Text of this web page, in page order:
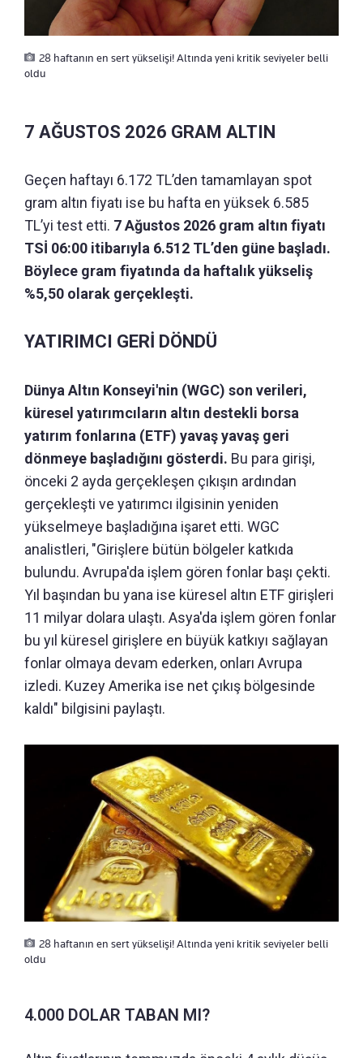
28 haftanın en sert yükselişi! Altında yeni kritik seviyeler belli
oldu
7 AĞUSTOS 2026 GRAM ALTIN
Geçen haftayı 6.172 TL’den tamamlayan spot
gram altın fiyatı ise bu hafta en yüksek 6.585
TL’yi test etti. 7 Ağustos 2026 gram altın fiyatı
TSİ 06:00 itibarıyla 6.512 TL’den güne başladı.
Böylece gram fiyatında da haftalık yükseliş
%5,50 olarak gerçekleşti.
YATIRIMCI GERİ DÖNDÜ
Dünya Altın Konseyi'nin (WGC) son verileri,
küresel yatırımcıların altın destekli borsa
yatırım fonlarına (ETF) yavaş yavaş geri
dönmeye başladığını gösterdi. Bu para girişi,
önceki 2 ayda gerçekleşen çıkışın ardından
gerçekleşti ve yatırımcı ilgisinin yeniden
yükselmeye başladığına işaret etti. WGC
analistleri, "Girişlere bütün bölgeler katkıda
bulundu. Avrupa'da işlem gören fonlar başı çekti.
Yıl başından bu yana ise küresel altın ETF girişleri
11 milyar dolara ulaştı. Asya'da işlem gören fonlar
bu yıl küresel girişlere en büyük katkıyı sağlayan
fonlar olmaya devam ederken, onları Avrupa
izledi. Kuzey Amerika ise net çıkış bölgesinde
kaldı" bilgisini paylaştı.
28 haftanın en sert yükselişi! Altında yeni kritik seviyeler belli
oldu
4.000 DOLAR TABAN MI?